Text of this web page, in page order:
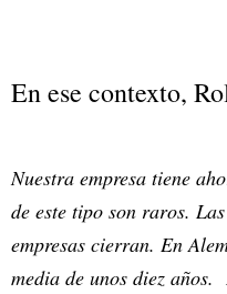
En ese contexto,
Nuestra empresa tiene
de este tipo son raros.
empresas cierran. En
media de unos diez